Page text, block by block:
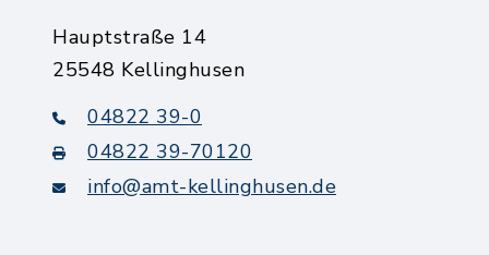
Hauptstraße 14
25548 Kellinghusen
04822 39-0
04822 39-70120
info@amt-kellinghusen.de